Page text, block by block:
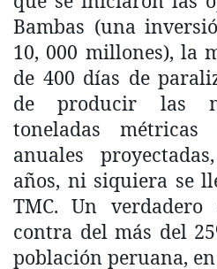
Bambas (una
10, 000 millones), la
de 400 días de
de producir las
toneladas
anuales
años, ni siquiera se
TMC. Un
contra del más del
población peruana,